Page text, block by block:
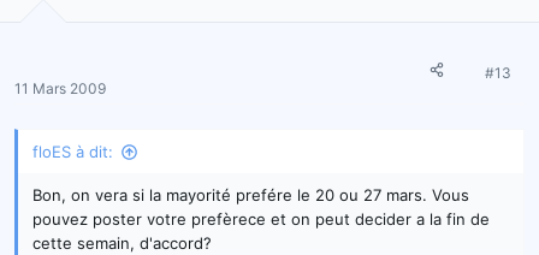
11 Mars 2009
#13
floES à dit:
Bon, on vera si la mayorité prefére le 20 ou 27 mars. Vous
pouvez poster votre prefèrece et on peut decider a la fin de
cette semain, d'accord?